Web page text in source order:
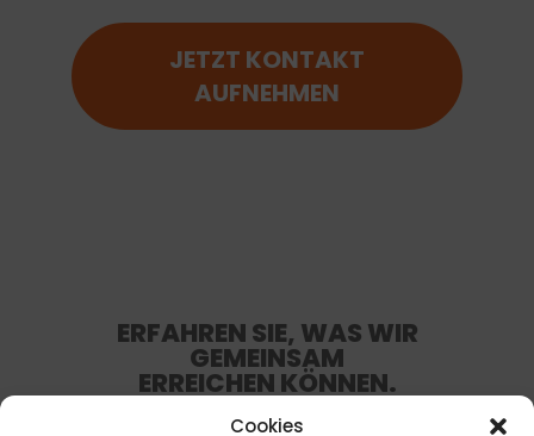
Cookies
JETZT KONTAKT
AUFNEHMEN
ERFAHREN SIE, WAS WIR
GEMEINSAM
ERREICHEN KÖNNEN.
Unsere 5 Ziele für ein erfolgreiches